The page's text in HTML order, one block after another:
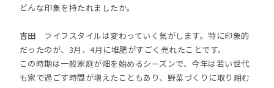
どんな印象を持たれましたか。
吉田 ライフスタイルは変わっていく気がします。特に印象的
だったのが、3月、4月に堆肥がすごく売れたことです。
この時期は一般家庭が畑を始めるシーズンで、今年は若い世代
も家で過ごす時間が増えたこともあり、野菜づくりに取り組む